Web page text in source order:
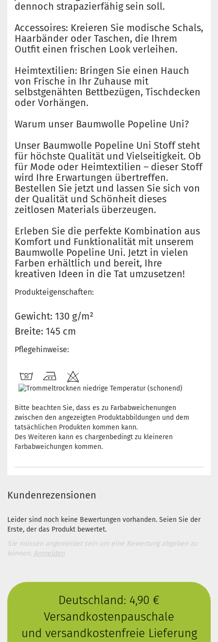
dennoch strapazierfähig sein soll.
Accessoires: Kreieren Sie modische Schals,
Haarbänder oder Taschen, die Ihrem
Outfit einen frischen Look verleihen.
Heimtextilien: Bringen Sie einen Hauch
von Frische in Ihr Zuhause mit
selbstgenähten Bettbezügen, Tischdecken
oder Vorhängen.
Warum unser Baumwolle Popeline Uni?
Unser Baumwolle Popeline Uni Stoff steht
für höchste Qualität und Vielseitigkeit. Ob
für Mode oder Heimtextilien – dieser Stoff
wird Ihre Erwartungen übertreffen.
Bestellen Sie jetzt und lassen Sie sich von
der Qualität und Schönheit dieses
zeitlosen Materials überzeugen.
Erleben Sie die perfekte Kombination aus
Komfort und Funktionalität mit unserem
Baumwolle Popeline Uni. Jetzt in vielen
Farben erhältlich und bereit, Ihre
kreativen Ideen in die Tat umzusetzen!
Produkteigenschaften:
Gewicht: 130 g/m²
Breite: 145 cm
Pflegehinweise:
Bitte beachten Sie, dass es zu Farbabweichenungen
zwischen den angezeigten Produktabbildungen und dem
tatsächlichen Produkten kommen kann.
Des Weiteren kann es chargenbedingt zu kleineren
Farbabweichungen kommen.
Kundenrezensionen
Leider sind noch keine Bewertungen vorhanden. Seien Sie der
Erste, der das Produkt bewertet.
Sie müssen angemeldet sein um eine Bewertung abgeben zu
können. Anmelden
Deutschland: 4,90 €
Versandkostenpauschale
und versandkostenfreie Lieferung